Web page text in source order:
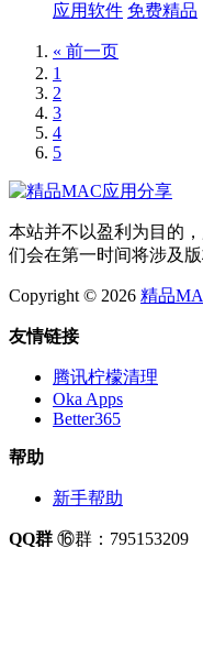
应用软件 免费精品
« 前一页
1
2
3
4
5
本站并不以盈利为目的
们会在第一时间将涉及
Copyright © 2026 精品
友情链接
腾讯柠檬清理
Oka Apps
Better365
帮助
新手帮助
QQ群 ⑯群：795153209